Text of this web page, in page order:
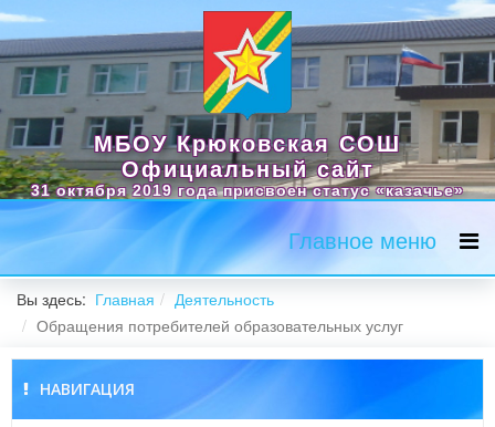
МБОУ Крюковская СОШ
Официальный сайт
31 октября 2019 года присвоен статус «казачье»
Главное меню
Вы здесь: Главная
Деятельность
Обращения потребителей образовательных услуг
НАВИГАЦИЯ